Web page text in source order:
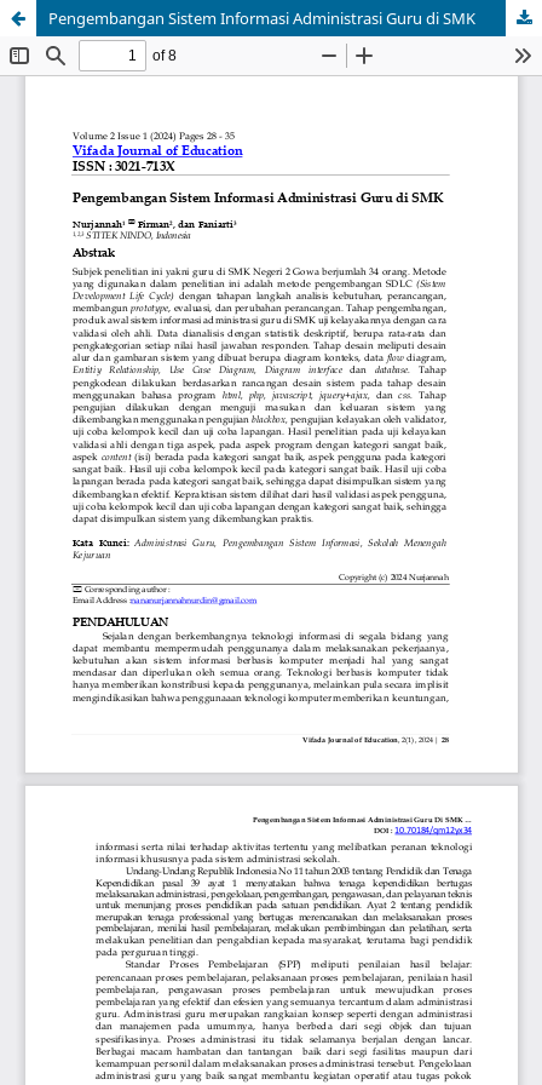
Pengembangan Sistem Informasi Administrasi Guru di SMK